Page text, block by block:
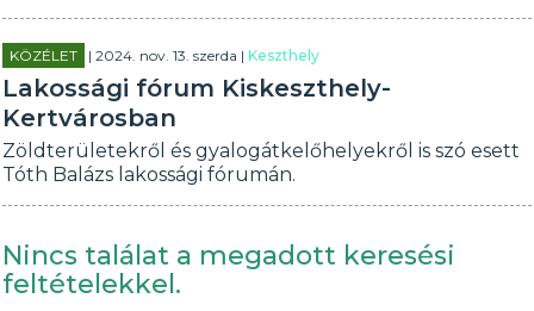
KÖZÉLET | 2024. nov. 13. szerda |Keszthely
Lakossági fórum Kiskeszthely-
Kertvárosban
Zöldterületekről és gyalogátkelőhelyekről is szó esett
Tóth Balázs lakossági fórumán.
Nincs találat a megadott keresési
feltételekkel.